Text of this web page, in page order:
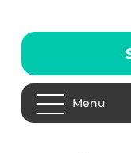
Menu